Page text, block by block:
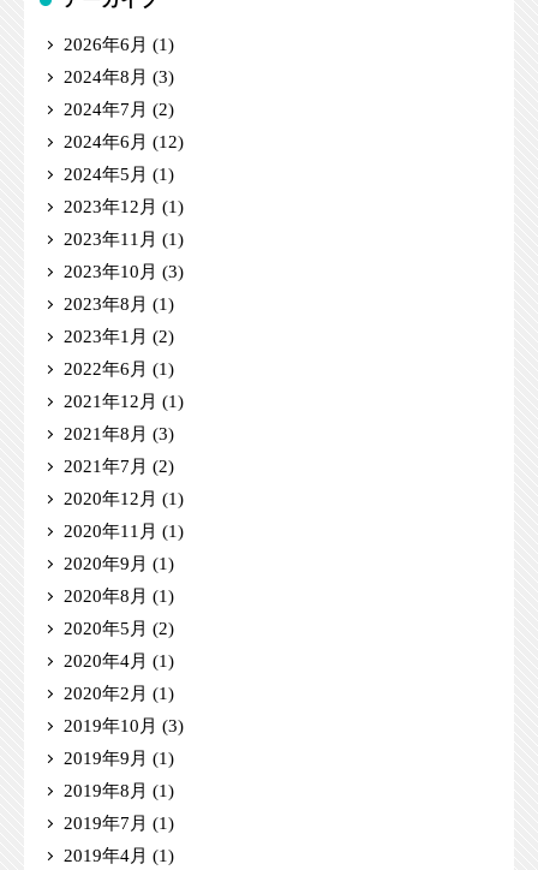
2026年6月 (1)
2024年8月 (3)
2024年7月 (2)
2024年6月 (12)
2024年5月 (1)
2023年12月 (1)
2023年11月 (1)
2023年10月 (3)
2023年8月 (1)
2023年1月 (2)
2022年6月 (1)
2021年12月 (1)
2021年8月 (3)
2021年7月 (2)
2020年12月 (1)
2020年11月 (1)
2020年9月 (1)
2020年8月 (1)
2020年5月 (2)
2020年4月 (1)
2020年2月 (1)
2019年10月 (3)
2019年9月 (1)
2019年8月 (1)
2019年7月 (1)
2019年4月 (1)